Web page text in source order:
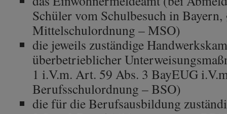
Schüler vom Schulbesuch in Bayern,
Mittelschulordnung – MSO)
die jeweils zuständige
überbetrieblicher
1 i.V.m. Art. 59 Abs. 3 BayEUG
Berufsschulordnung – BSO)
die für die Berufsausbildung